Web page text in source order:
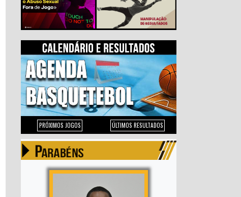
PRÓXIMOS JOGOS ÚLTIMOS RESULTADOS